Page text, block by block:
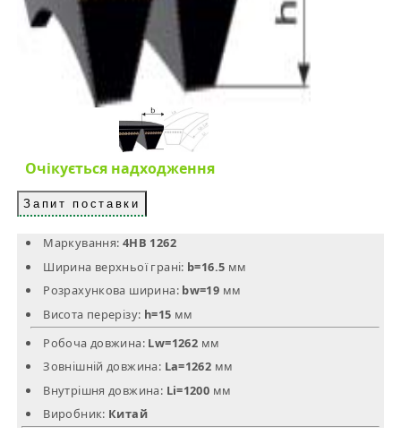
Очікується надходження
Запит поставки
Маркування: 4HB 1262
Ширина верхньої грані: b=16.5 мм
Розрахункова ширина: bw=19 мм
Висота перерізу: h=15 мм
Робоча довжина: Lw=1262 мм
Зовнішній довжина: La=1262 мм
Внутрішня довжина: Li=1200 мм
Виробник: Китай